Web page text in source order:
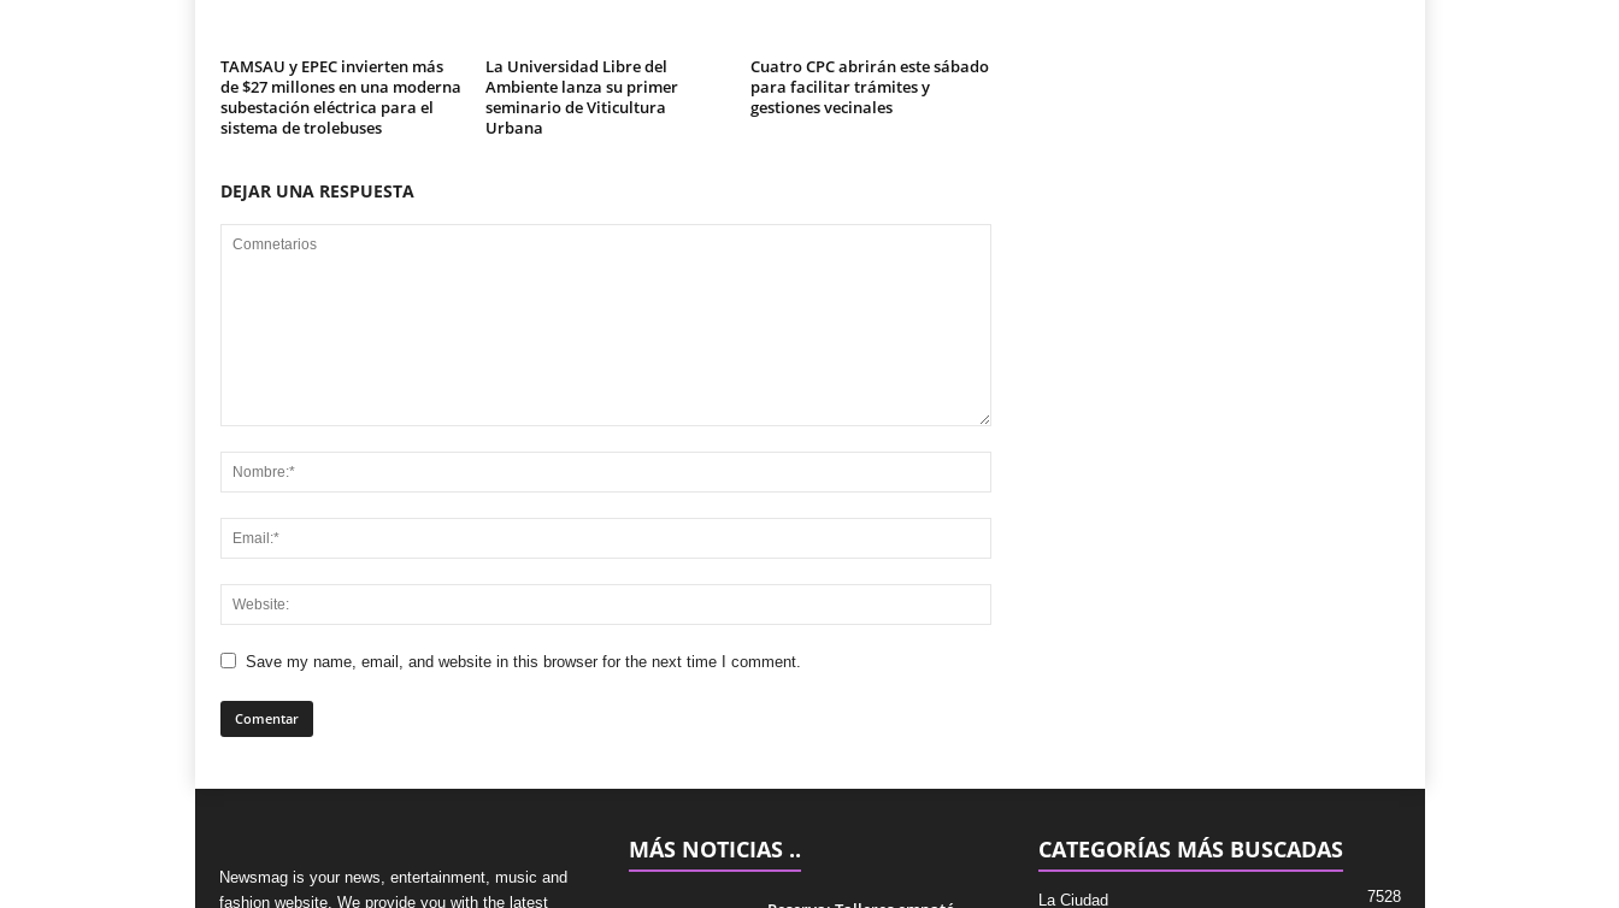
TAMSAU y EPEC invierten más
de $27 millones en una moderna
subestación eléctrica para el
sistema de trolebuses
La Universidad Libre del
Ambiente lanza su primer
seminario de Viticultura
Urbana
Cuatro CPC abrirán este sábado
para facilitar trámites y
gestiones vecinales
DEJAR UNA RESPUESTA
Save my name, email, and website in this browser for the next time I comment.
Newsmag is your news, entertainment, music and
fashion website. We provide you with the latest
MÁS NOTICIAS .. CATEGORÍAS MÁS BUSCADAS
La Ciudad 7528